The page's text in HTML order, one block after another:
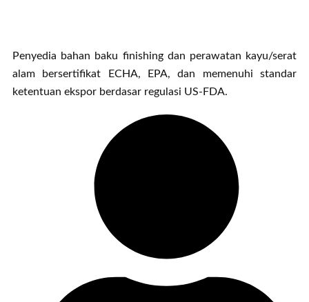
Penyedia bahan baku finishing dan perawatan kayu/serat
alam bersertifikat ECHA, EPA, dan memenuhi standar
ketentuan ekspor berdasar regulasi US-FDA.